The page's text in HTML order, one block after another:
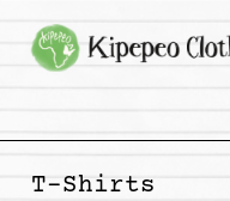
T-Shirts